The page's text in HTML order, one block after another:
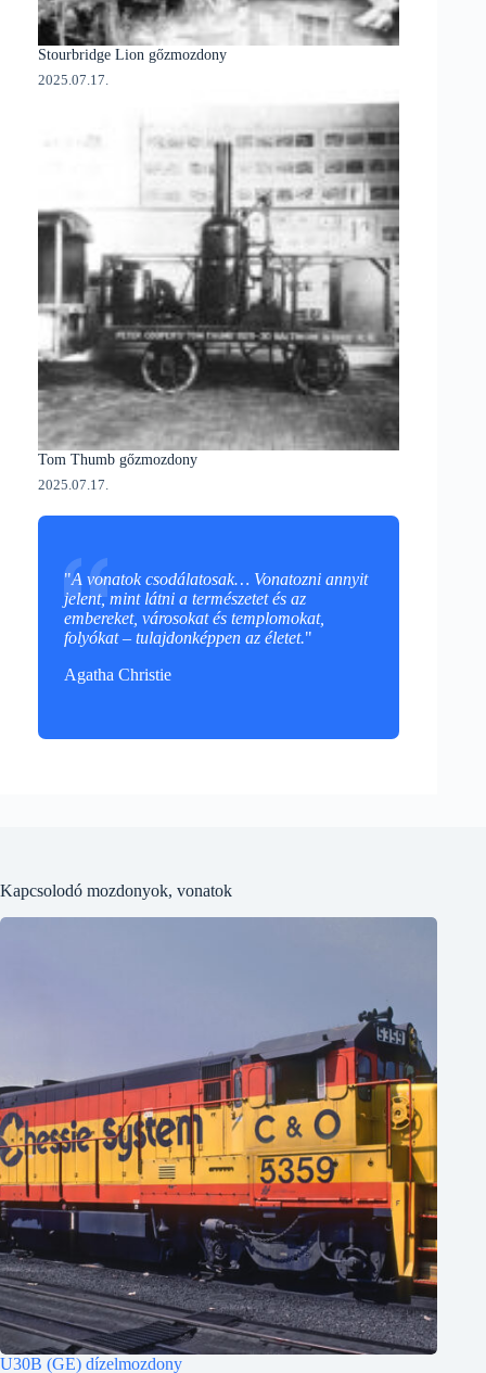
Stourbridge Lion gőzmozdony
2025.07.17.
Tom Thumb gőzmozdony
2025.07.17.
"A vonatok csodálatosak… Vonatozni annyit
jelent, mint látni a természetet és az
embereket, városokat és templomokat,
folyókat – tulajdonképpen az életet."
Agatha Christie
Kapcsolodó mozdonyok, vonatok
U30B (GE) dízelmozdony